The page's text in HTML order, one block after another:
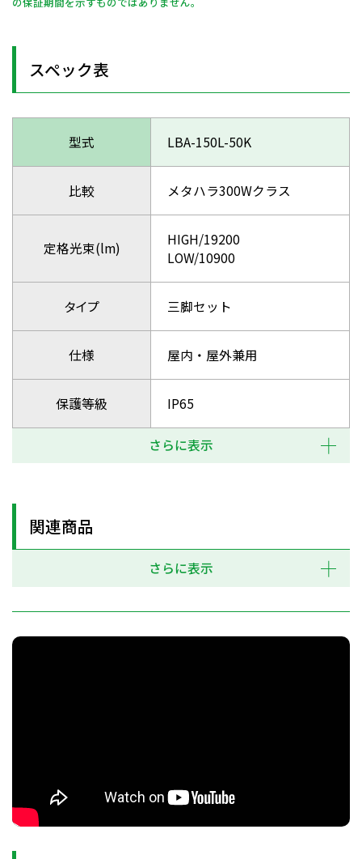
スペック表
型式 LBA-150L-50K
比較 メタハラ300Wクラス
定格光束(lm)
HIGH/19200
LOW/10900
タイプ 三脚セット
仕様 屋内・屋外兼用
保護等級 IP65
さらに表示
関連商品
さらに表示